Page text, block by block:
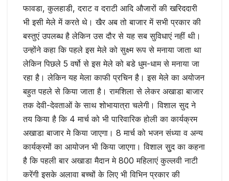
फावडा, कुलहाडी, दराट व दराटी आदि औजारों की खरिददारी
भी इसी मेले में करते थे। खैर अब तो बाजार में सभी प्रकार की
बस्तुएं उपलब्ध है लेकिन उस दौर से यह सब सुविधाएं नहीं थी।
उन्होंने कहा कि पहले इस मेले को सुक्ष्म रूप से मनाया जाता था
लेकिन पिछले 5 वर्षो से इस मेले को बडे धुम-धाम से मनाया जा
रहा है। लेकिन यह मेला काफी प्रचिन है। इस मेले का अयोजन
बहुत पहले से किया जाता है। रामशिला से लेकर अखाडा बाजार
तक देवी-देवताओं के साथ शोभायात्रा चलेगी। विशाल सुद ने
तय किया है कि 4 मार्च को भी पारिवारिक होली का कार्यक्रम
अखाडा बाजार मे किया जाएगा। 8 मार्च को भजन संध्या व अन्य
कार्यक्रमों का आयोजन भी किया जाएगा। विशाल सुुद का कहना
है कि पहली बार अखाडा मैदान मे 800 महिलाएं कुल्लवी नाटी
करेंगी इसके अलावा बच्चों के लिए भी विभिन प्रकार की